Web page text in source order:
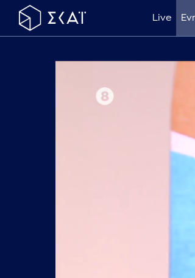
Live